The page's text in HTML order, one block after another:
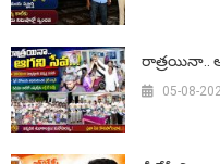
రాత్రయినా..
05-08-